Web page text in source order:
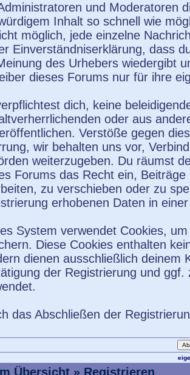
und Moderatoren
Inhalt so schnell wie
möglich, jede einzelne
Einverständniserklärung, dass
des Urhebers wiedergibt
dieses Forums nur für ihre
dich, keine
oder aus
Verstöße gegen
wir behalten uns vor,
weiterzugeben. Du räumst
Forums das Recht ein,
zu verschieben oder zu
erhobenen Daten in
System verwendet Cookies,
Diese Cookies enthalten
dienen ausschließlich deinem
der Registrierung und
das Abschließen der
Übersicht » Registrieren